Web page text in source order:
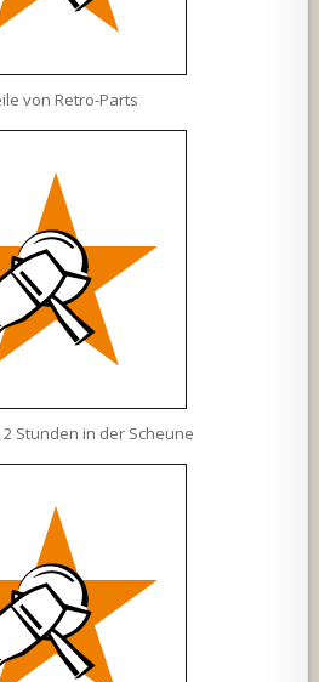
von Retro-Parts
Stunden in der Scheune